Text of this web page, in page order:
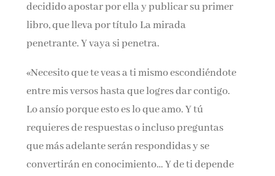
decidido apostar por ella y publicar su primer
libro, que lleva por título La mirada
penetrante. Y vaya si penetra.
«Necesito que te veas a ti mismo escondiéndote
entre mis versos hasta que logres dar contigo.
Lo ansío porque esto es lo que amo. Y tú
requieres de respuestas o incluso preguntas
que más adelante serán respondidas y se
convertirán en conocimiento… Y de ti depende